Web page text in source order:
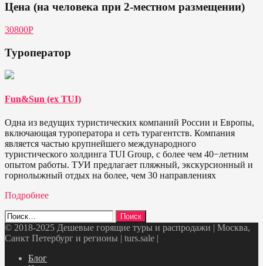
Цена (на человека при 2-местном размещении)
30800P
Туроператор
Fun&Sun (ex TUI)
Одна из ведущих туристических компаний России и Европы,
включающая туроператора и сеть турагентств. Компания
является частью крупнейшего международного
туристического холдинга TUI Group, с более чем 40−летним
опытом работы. ТУИ предлагает пляжный, экскурсионный и
горнолыжный отдых на более, чем 30 направлениях
Подробнее
Найти:
© 2018-2025 Дешевые горящие туры и распродажи | Москва,
Санкт Петербург и регионы | turs.sale |
Блог